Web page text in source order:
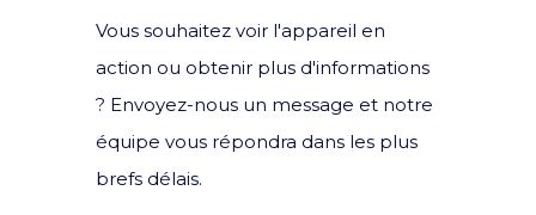
Vous souhaitez voir l'appareil en
action ou obtenir plus d'informations
? Envoyez-nous un message et notre
équipe vous répondra dans les plus
brefs délais.